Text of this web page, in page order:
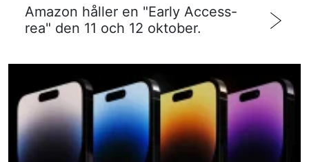
Amazon håller en "Early Access-
rea" den 11 och 12 oktober.